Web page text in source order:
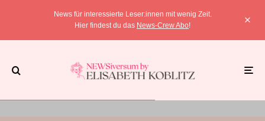
News für interessierte Leser:innen mit wenig Zeit.
Hier findest du das News-Crew Abo!